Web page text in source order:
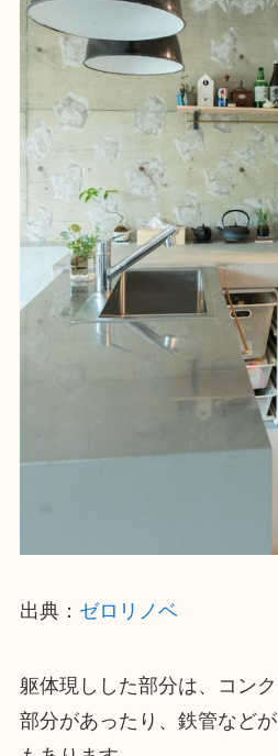
出典： ゼロリノベ
躯体現しした部分は、コン
部分があったり、鉄管など